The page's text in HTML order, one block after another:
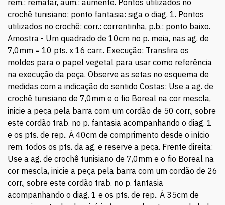
Amostra - Um quadrado de 10cm no p. meia, nas ag. de
7,0mm = 10 pts. x 16 carr.. Execução: Transfira os
moldes para o papel vegetal para usar como referência
na execução da peça. Observe as setas no esquema de
medidas com a indicação do sentido Costas: Use a ag. de
crochê tunisiano de 7,0mm e o fio Boreal na cor mescla,
inicie a peça pela barra com um cordão de 50 corr., sobre
este cordão trab. no p. fantasia acompanhando o diag. 1
e os pts. de rep.. À 40cm de comprimento desde o início
rem. todos os pts. da ag. e reserve a peça. Frente direita:
Use a ag. de crochê tunisiano de 7,0mm e o fio Boreal na
cor mescla, inicie a peça pela barra com um cordão de 26
corr., sobre este cordão trab. no p. fantasia
acompanhando o diag. 1 e os pts. de rep.. À 35cm de
comprimento desde o início forme o decote, rem. do lado
direto da peça 12 pts. (1 v.). Á 40 cm de comprimento
desde o início rem. os 14 pts. restantes e reserve a peça.